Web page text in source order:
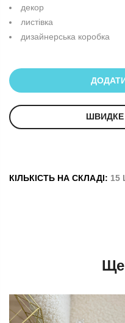
декор
листівка
дизайнерська коробка
КІЛЬКІСТЬ НА СКЛАДІ: 15
Ще